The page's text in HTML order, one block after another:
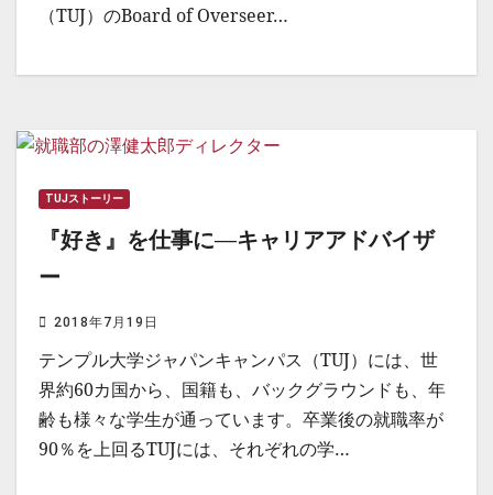
（TUJ）のBoard of Overseer…
TUJストーリー
『好き』を仕事に―キャリアアドバイザ
ー
2018年7月19日
テンプル大学ジャパンキャンパス（TUJ）には、世
界約60カ国から、国籍も、バックグラウンドも、年
齢も様々な学生が通っています。卒業後の就職率が
90％を上回るTUJには、それぞれの学…